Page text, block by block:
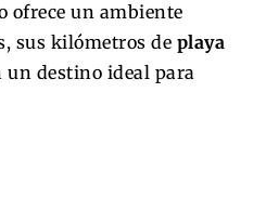
ofrece un ambiente
sus kilómetros de playa
un destino ideal para